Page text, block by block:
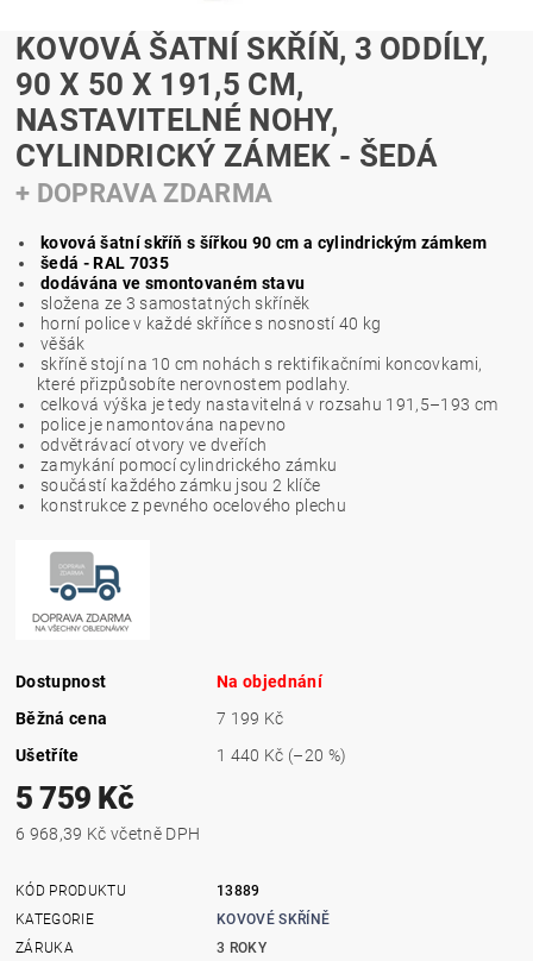
KOVOVÁ ŠATNÍ SKŘÍŇ, 3 ODDÍLY,
90 X 50 X 191,5 CM,
NASTAVITELNÉ NOHY,
CYLINDRICKÝ ZÁMEK - ŠEDÁ
+ DOPRAVA ZDARMA
kovová šatní skříň s šířkou 90 cm a cylindrickým zámkem
šedá - RAL 7035
dodávána ve smontovaném stavu
složena ze 3 samostatných skříněk
horní police v každé skříňce s nosností 40 kg
věšák
skříně stojí na 10 cm nohách s rektifikačními koncovkami,
které přizpůsobíte nerovnostem podlahy.
celková výška je tedy nastavitelná v rozsahu 191,5–193 cm
police je namontována napevno
odvětrávací otvory ve dveřích
zamykání pomocí cylindrického zámku
součástí každého zámku jsou 2 klíče
konstrukce z pevného ocelového plechu
Dostupnost
Na objednání
Běžná cena
7 199 Kč
Ušetříte
1 440 Kč (–20 %)
5 759 Kč
6 968,39 Kč včetně DPH
KÓD PRODUKTU
13889
KATEGORIE
KOVOVÉ SKŘÍNĚ
ZÁRUKA
3 ROKY